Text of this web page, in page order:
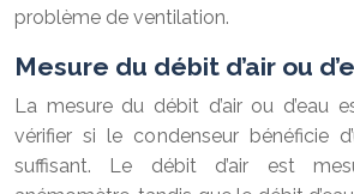
problème de ventilation.
Mesure du débit d’air ou
La mesure du débit d’air ou d’eau
vérifier si le condenseur bénéficie
suffisant. Le débit d’air est